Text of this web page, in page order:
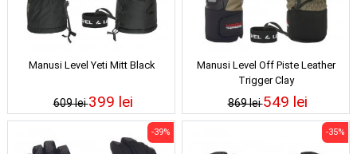
Manusi Level Yeti Mitt Black
609 lei399 lei
Manusi Level Off Piste Leather
Trigger Clay
869 lei549 lei
-39% -35%